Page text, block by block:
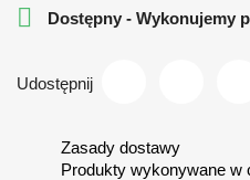
 Dostępny - Wykonujemy
Udostępnij
Zasady dostawy
Produkty wykonywane w